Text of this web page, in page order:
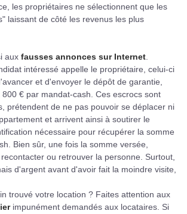
les propriétaires ne sélectionnent que les
laissant de côté les revenus les plus
aux fausses annonces sur Internet
intéressé appelle le propriétaire, celui-ci
et d'envoyer le dépôt de garantie,
€ par mandat-cash. Ces escrocs sont
prétendent de ne pas pouvoir se déplacer ni
et arrivent ainsi à soutirer le
nécessaire pour récupérer la somme
Bien sûr, une fois la somme versée,
ou retrouver la personne. Surtout,
d'argent avant d'avoir fait la moindre visite,
trouvé votre location ? Faites attention aux
impunément demandés aux locataires. Si